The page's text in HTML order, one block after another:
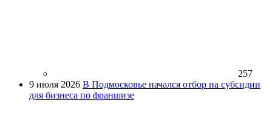
257
9 июля 2026 В Подмосковье начался отбор на субсидии
для бизнеса по франшизе